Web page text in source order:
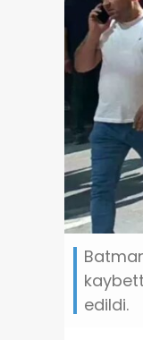
edildi.